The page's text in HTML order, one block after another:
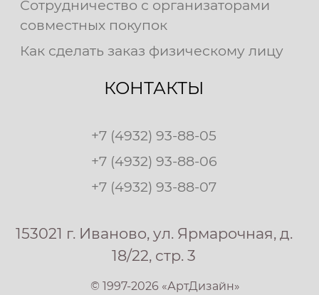
Сотрудничество с организаторами
совместных покупок
Как сделать заказ физическому лицу
КОНТАКТЫ
+7 (4932) 93-88-05
+7 (4932) 93-88-06
+7 (4932) 93-88-07
153021 г. Иваново, ул. Ярмарочная, д.
18/22, стр. 3
© 1997-2026 «АртДизайн»